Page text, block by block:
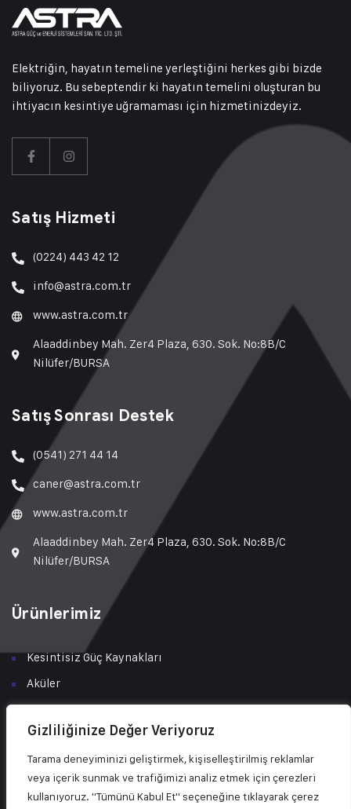
Gizliliğinize Değer Veriyoruz
Tarama deneyiminizi geliştirmek, kişiselleştirilmiş reklamlar
veya içerik sunmak ve trafiğimizi analiz etmek için çerezleri
kullanıyoruz. "Tümünü Kabul Et" seçeneğine tıklayarak çerez
Elektriğin, hayatın temeline yerleştiğini herkes gibi bizde
biliyoruz. Bu sebeptendir ki hayatın temelini oluşturan bu
ihtiyacın kesintiye uğramaması için hizmetinizdeyiz.
Satış Hizmeti
(0224) 443 42 12
info@astra.com.tr
www.astra.com.tr
Alaaddinbey Mah. Zer4 Plaza, 630. Sok. No:8B/C
Nilüfer/BURSA
Satış Sonrası Destek
(0541) 271 44 14
caner@astra.com.tr
www.astra.com.tr
Alaaddinbey Mah. Zer4 Plaza, 630. Sok. No:8B/C
Nilüfer/BURSA
Ürünlerimiz
Kesintisiz Güç Kaynakları
Aküler
Tüketici Çözümleri
Şarj İstasyonları
Solar Enerji Çözümleri
Bakım & Servis